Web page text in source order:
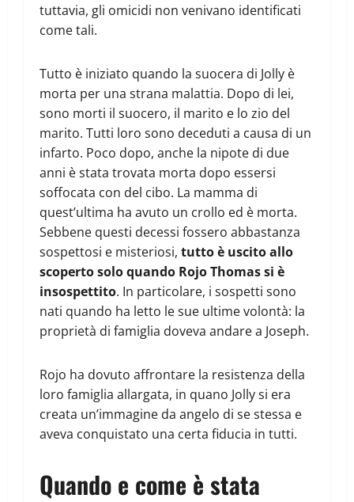
tuttavia, gli omicidi non venivano identificati
come tali.
Tutto è iniziato quando la suocera di Jolly è
morta per una strana malattia. Dopo di lei,
sono morti il suocero, il marito e lo zio del
marito. Tutti loro sono deceduti a causa di un
infarto. Poco dopo, anche la nipote di due
anni è stata trovata morta dopo essersi
soffocata con del cibo. La mamma di
quest’ultima ha avuto un crollo ed è morta.
Sebbene questi decessi fossero abbastanza
sospettosi e misteriosi, tutto è uscito allo
scoperto solo quando Rojo Thomas si è
insospettito. In particolare, i sospetti sono
nati quando ha letto le sue ultime volontà: la
proprietà di famiglia doveva andare a Joseph.
Rojo ha dovuto affrontare la resistenza della
loro famiglia allargata, in quano Jolly si era
creata un’immagine da angelo di se stessa e
aveva conquistato una certa fiducia in tutti.
Quando e come è stata